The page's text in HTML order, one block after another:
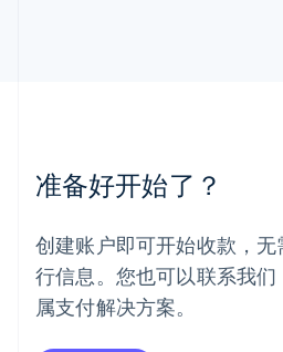
准备好开始了？
创建账户即可开始收款，
行信息。您也可以联系我
属支付解决方案。
挪威
葡萄牙
Português English
日本
日本語English
瑞典